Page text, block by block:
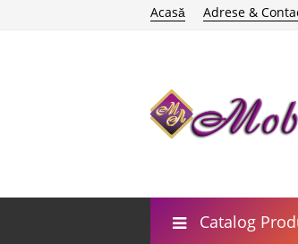
Acasă Adrese &
Catalog